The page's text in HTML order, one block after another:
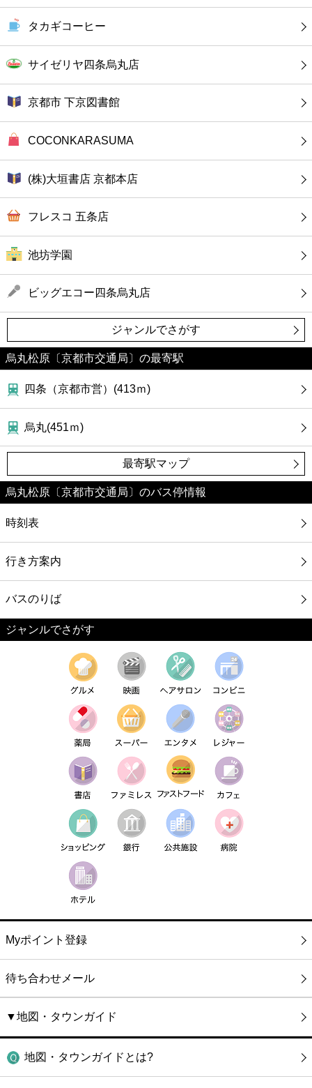
病院
ホテル
タカギコーヒー
サイゼリヤ四条烏丸店
京都市 下京図書館
COCONKARASUMA
(株)大垣書店 京都本店
フレスコ 五条店
池坊学園
ビッグエコー四条烏丸店
ジャンルでさがす
烏丸松原〔京都市交通局〕の最寄駅
四条（京都市営）(413ｍ)
烏丸(451ｍ)
最寄駅マップ
烏丸松原〔京都市交通局〕のバス停情報
時刻表
行き方案内
バスのりば
ジャンルでさがす
Myポイント登録
待ち合わせメール
▼地図・タウンガイド
地図・タウンガイドとは?